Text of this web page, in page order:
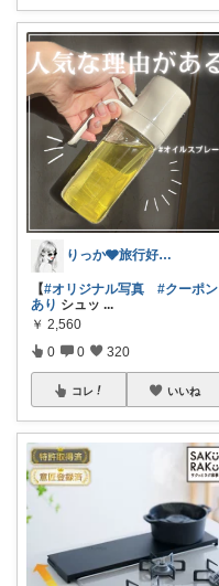
りっか🩶旅行好きのためのお得×おしゃれ
【#オリジナル写真
#クーポン
あり シュッ ...
￥ 2,560
0 0 320
コレ いいね